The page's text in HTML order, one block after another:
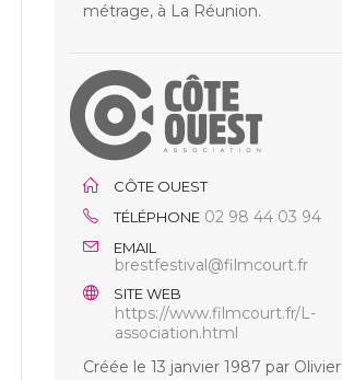
métrage, à La Réunion.
CÔTE OUEST
TÉLÉPHONE 02 98 44 03 94
EMAIL
brestfestival@filmcourt.fr
SITE WEB
https://www.filmcourt.fr/L-
association.html
Créée le 13 janvier 1987 par Olivier